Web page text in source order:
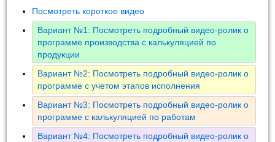
Посмотреть короткое видео
Вариант №1: Посмотреть подробный видео-ролик о
программе производства с калькуляцией по
продукции
Вариант №2: Посмотреть подробный видео-ролик о
программе с учетом этапов исполнения
Вариант №3: Посмотреть подробный видео-ролик о
программе с калькуляцией по работам
Вариант №4: Посмотреть подробный видео-ролик о